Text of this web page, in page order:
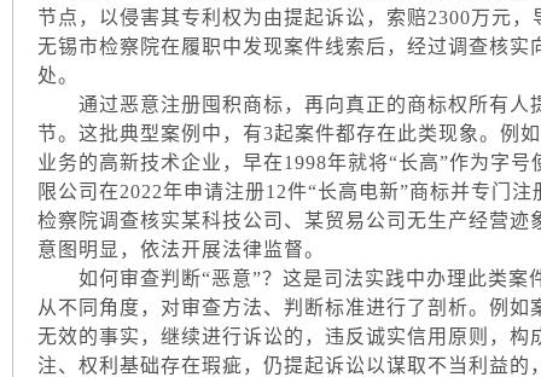
节点，以侵害其专利权为由提起诉讼，索赔2300万元
无锡市检察院在履职中发现案件线索后，经过调查核
处。
通过恶意注册囤积商标，再向真正的商标权所有人
节。这批典型案例中，有3起案件都存在此类现象。例
业务的高新技术企业，早在1998年就将“长高”作为字
限公司在2022年申请注册12件“长高电新”商标并专门
检察院调查核实某科技公司、某贸易公司无生产经营
意图明显，依法开展法律监督。
如何审查判断“恶意”？这是司法实践中办理此类案
从不同角度，对审查方法、判断标准进行了剖析。例
无效的事实，继续进行诉讼的，违反诚实信用原则，
注、权利基础存在瑕疵，仍提起诉讼以谋取不当利益的